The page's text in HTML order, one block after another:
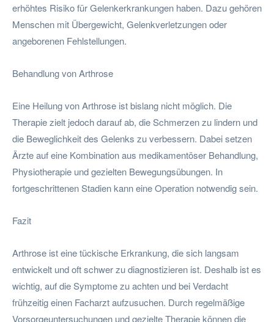
erhöhtes Risiko für Gelenkerkrankungen haben. Dazu gehören
Menschen mit Übergewicht, Gelenkverletzungen oder
angeborenen Fehlstellungen.
Behandlung von Arthrose
Eine Heilung von Arthrose ist bislang nicht möglich. Die
Therapie zielt jedoch darauf ab, die Schmerzen zu lindern und
die Beweglichkeit des Gelenks zu verbessern. Dabei setzen
Ärzte auf eine Kombination aus medikamentöser Behandlung,
Physiotherapie und gezielten Bewegungsübungen. In
fortgeschrittenen Stadien kann eine Operation notwendig sein.
Fazit
Arthrose ist eine tückische Erkrankung, die sich langsam
entwickelt und oft schwer zu diagnostizieren ist. Deshalb ist es
wichtig, auf die Symptome zu achten und bei Verdacht
frühzeitig einen Facharzt aufzusuchen. Durch regelmäßige
Vorsorgeuntersuchungen und gezielte Therapie können die